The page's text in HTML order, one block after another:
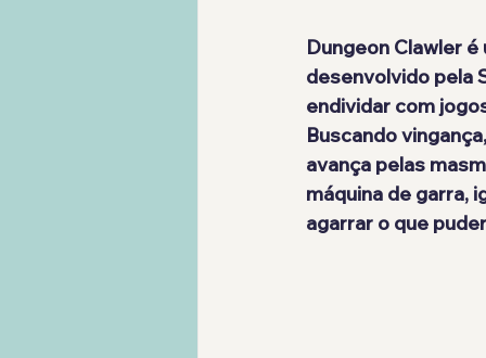
Dungeon Clawler é
desenvolvido pela
endividar com
Buscando
avança pelas
máquina de garra,
agarrar o que